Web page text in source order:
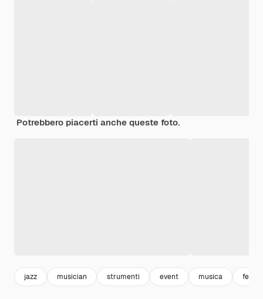
Potrebbero piacerti anche queste foto.
jazz musician strumenti event musica